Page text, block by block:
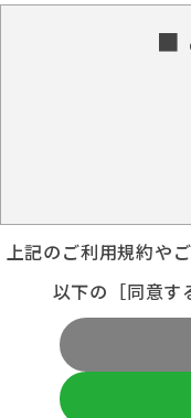
■
上記のご利用規約や
以下の［同意す